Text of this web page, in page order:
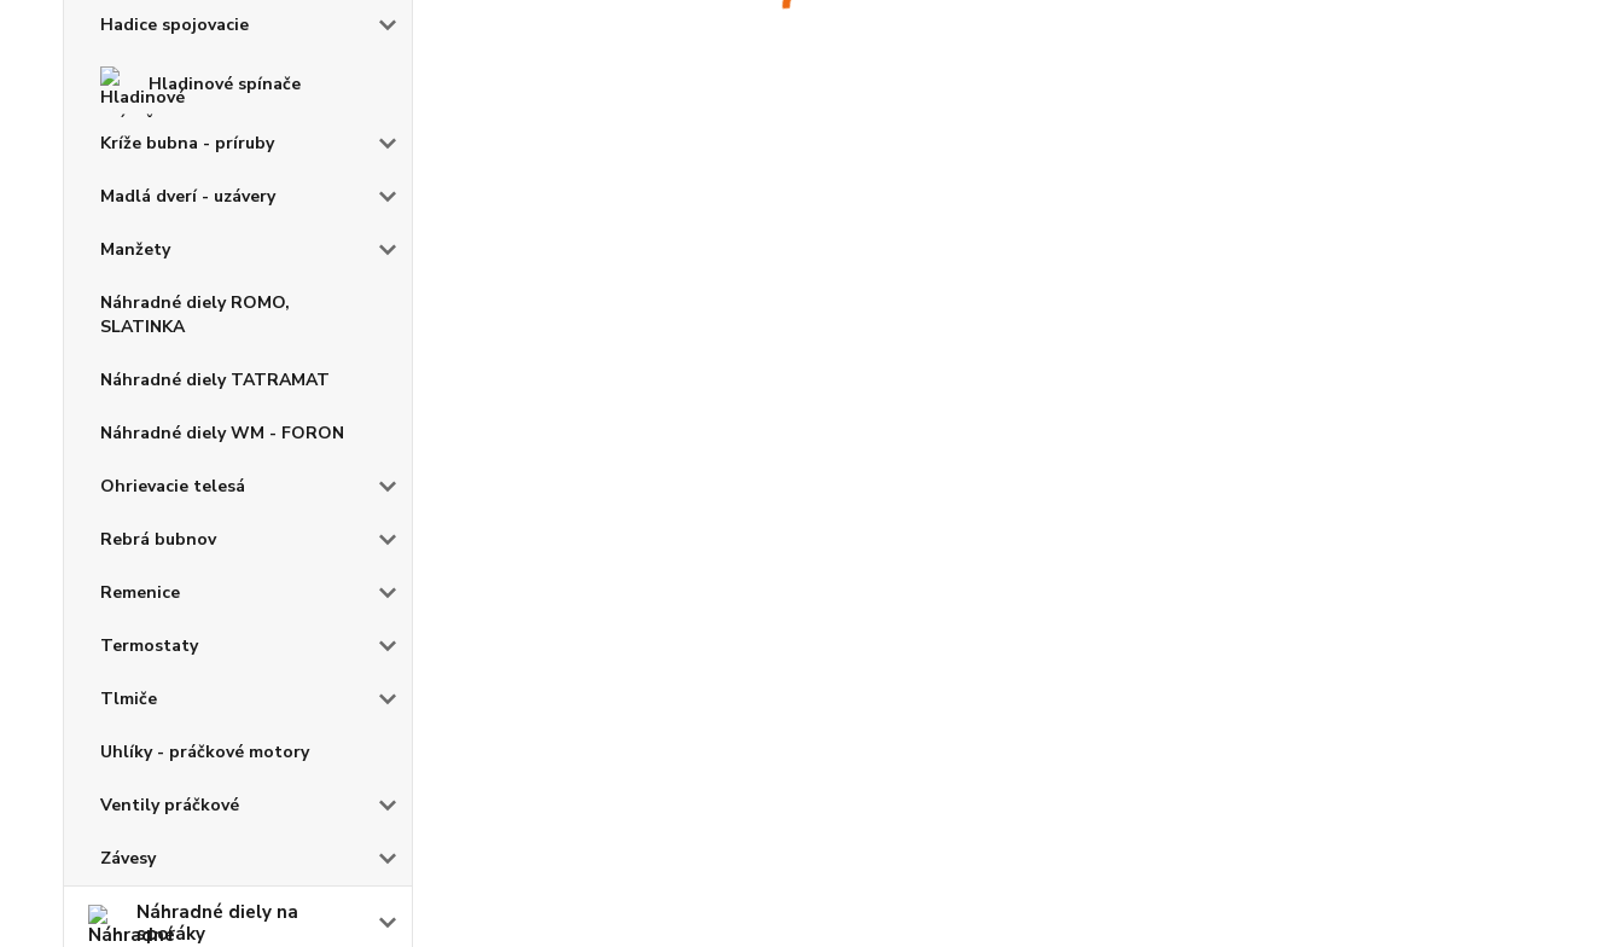
Hadice spojovacie
Hladinové spínače
Kríže bubna - príruby
Madlá dverí - uzávery
Manžety
Náhradné diely ROMO,
SLATINKA
Náhradné diely TATRAMAT
Náhradné diely WM - FORON
Ohrievacie telesá
Rebrá bubnov
Remenice
Termostaty
Tlmiče
Uhlíky - práčkové motory
Ventily práčkové
Závesy
Náhradné diely na
sporáky